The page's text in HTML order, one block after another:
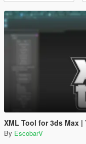
XML Tool for 3ds Max |
By EscobarV